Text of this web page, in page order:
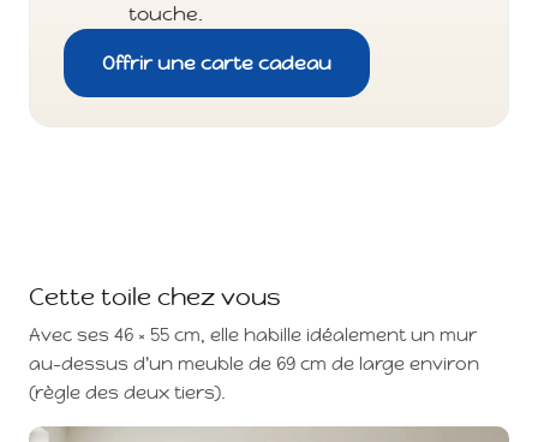
touche.
Offrir une carte cadeau
Cette toile chez vous
Avec ses 46 × 55 cm, elle habille idéalement un mur
au-dessus d'un meuble de 69 cm de large environ
(règle des deux tiers).